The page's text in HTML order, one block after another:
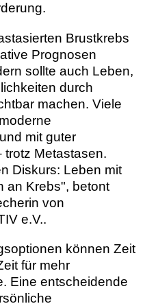
Brustkrebs
Prognosen
sollte auch Leben,
durch
machen. Viele
mit guter
trotz Metastasen.
Diskurs: Leben mit
an Krebs", betont
von
e.V..
können Zeit
für mehr
Eine entscheidende